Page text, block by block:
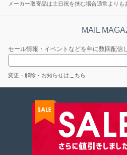
メーカー取寄品は土日祝を挟む場合通常よりも
セール情報・イベントなどを年に数回配信
変更・解除・お知らせはこちら